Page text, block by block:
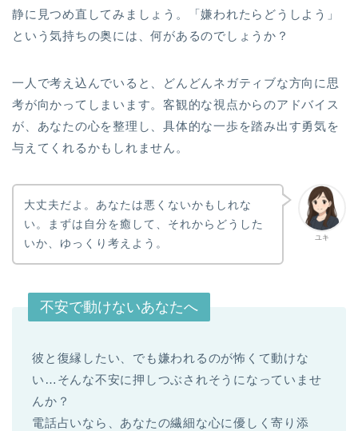
静に見つめ直してみましょう。「嫌われたらどうしよう」
という気持ちの奥には、何があるのでしょうか？
一人で考え込んでいると、どんどんネガティブな方向に思
考が向かってしまいます。客観的な視点からのアドバイス
が、あなたの心を整理し、具体的な一歩を踏み出す勇気を
与えてくれるかもしれません。
ユキ
大丈夫だよ。あなたは悪くないかもしれな
い。まずは自分を癒して、それからどうした
いか、ゆっくり考えよう。
不安で動けないあなたへ
彼と復縁したい、でも嫌われるのが怖くて動けな
い…そんな不安に押しつぶされそうになっていませ
んか？
電話占いなら、あなたの繊細な心に優しく寄り添